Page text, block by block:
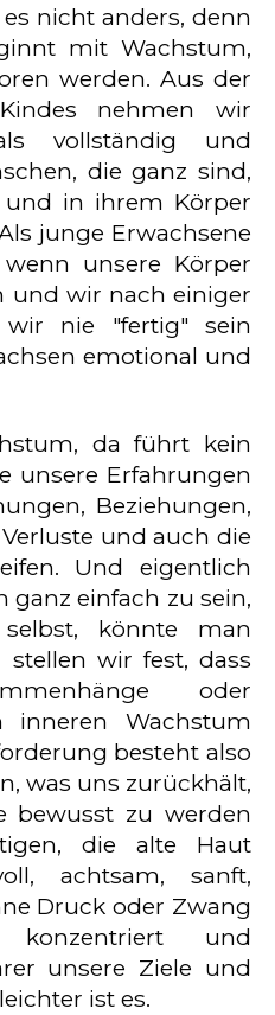
nicht anders, denn
mit Wachstum,
werden. Aus der
nehmen wir
vollständig und
die ganz sind,
in ihrem Körper
junge Erwachsene
unsere Körper
und wir nach einiger
nie "fertig" sein
emotional und
da führt kein
unsere Erfahrungen
Beziehungen,
und auch die
Und eigentlich
ganz einfach zu sein,
könnte man
wir fest, dass
oder
Wachstum
besteht also
was uns zurückhält,
bewusst zu werden
die alte Haut
achtsam, sanft,
Druck oder Zwang
und
unsere Ziele und
ist es.